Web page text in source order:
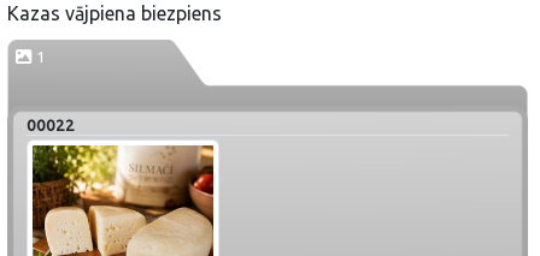
Kazas vājpiena biezpiens
1
00022